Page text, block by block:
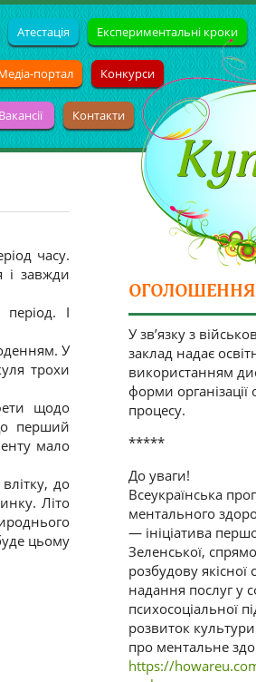
Атестація Експериментальні кроки
портал Конкурси
Вакансії Контакти
часу.
і завжди
І
У
трохи
щодо
перший
мало
до
Літо
цьому
У зв’язку з
заклад надає
використанням
форми організації
процесу.
*****
До уваги!
Всеукраїнська
ментального
— ініціатива
Зеленської,
розбудову якісної
надання послуг у
психосоціальної
розвиток
про ментальне
https://